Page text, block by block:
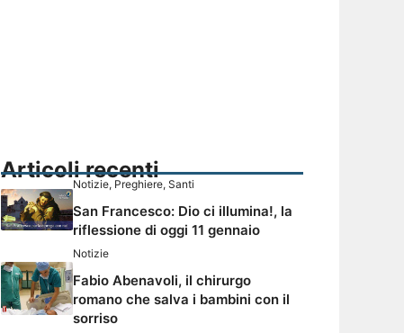
Articoli recenti
Notizie, Preghiere, Santi
San Francesco: Dio ci illumina!, la
riflessione di oggi 11 gennaio
Notizie
Fabio Abenavoli, il chirurgo
romano che salva i bambini con il
sorriso